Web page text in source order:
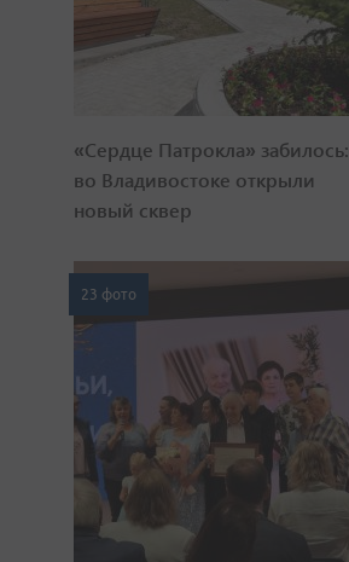
«Сердце Патрокла» забилось:
во Владивостоке открыли
новый сквер
23 фото